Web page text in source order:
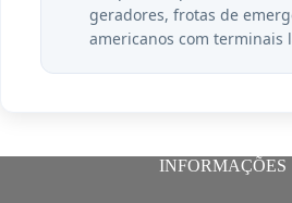
geradores, frotas de
americanos com terminais
INFORMAÇÕES